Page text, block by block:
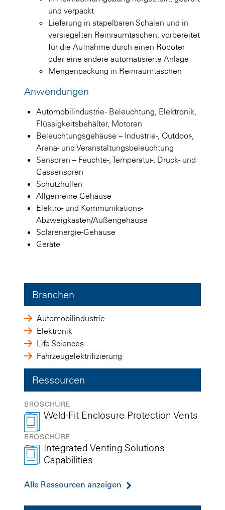
und verpackt
Lieferung in stapelbaren Schalen und in
versiegelten Reinraumtaschen, vorbereitet
für die Aufnahme durch einen Roboter
oder eine andere automatisierte Anlage
Mengenpackung in Reinraumtaschen
Anwendungen
Automobilindustrie - Beleuchtung, Elektronik,
Flüssigkeitsbehälter, Motoren
Beleuchtungsgehäuse – Industrie-, Outdoor-,
Arena- und Veranstaltungsbeleuchtung
Sensoren – Feuchte-, Temperatur-, Druck- und
Gassensoren
Schutzhüllen
Allgemeine Gehäuse
Elektro- und Kommunikations-
Abzweigkästen/Außengehäuse
Solarenergie-Gehäuse
Geräte
Branchen
Automobilindustrie
Elektronik
Life Sciences
Fahrzeugelektrifizierung
Ressourcen
BROSCHÜRE
Weld-Fit Enclosure Protection Vents
BROSCHÜRE
Integrated Venting Solutions
Capabilities
Alle Ressourcen anzeigen